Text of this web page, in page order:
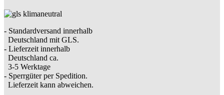
- Standardversand innerhalb
Deutschland mit GLS.
- Lieferzeit innerhalb
Deutschland ca.
3-5 Werktage
- Sperrgüter per Spedition.
Lieferzeit kann abweichen.